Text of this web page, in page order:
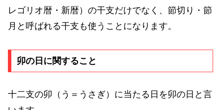
レゴリオ暦・新暦）の干支だけでなく、節切り・節
月と呼ばれる干支も使うことになります。
卯の日に関すること
十二支の卯（う＝うさぎ）に当たる日を卯の日と言